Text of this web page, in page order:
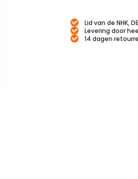
Lid van de NHK,
Levering door
14 dagen